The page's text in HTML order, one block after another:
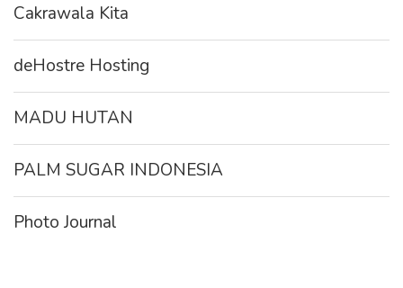
Cakrawala Kita
deHostre Hosting
MADU HUTAN
PALM SUGAR INDONESIA
Photo Journal